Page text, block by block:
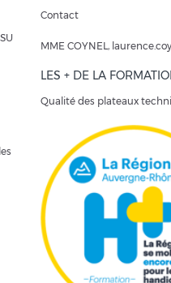
Contact
MME COYNEL,
LES + DE LA
Qualité des plateaux